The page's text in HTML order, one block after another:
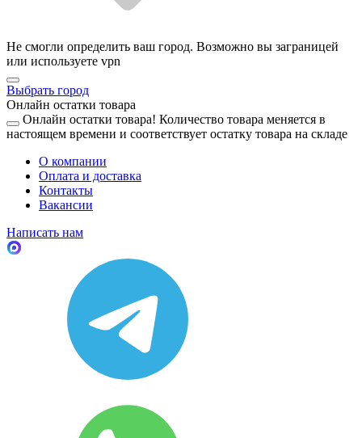
Не смогли определить ваш город. Возможно вы заграницей
или используете vpn
Выбрать город
Онлайн остатки товара
Онлайн остатки товара! Количество товара меняется в
настоящем времени и соответствует остатку товара на складе
О компании
Оплата и доставка
Контакты
Вакансии
Написать нам